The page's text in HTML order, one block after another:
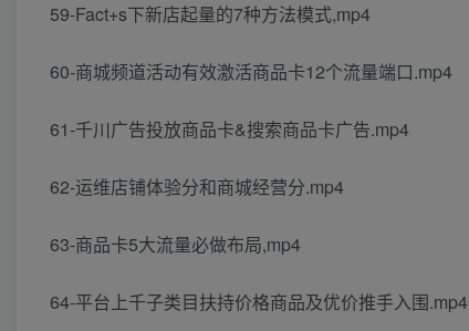
59-Fact+s下新店起量的7种方法模式,mp4
60-商城频道活动有效激活商品卡12个流量端口.mp4
61-千川广告投放商品卡&搜索商品卡广告.mp4
62-运维店铺体验分和商城经营分.mp4
63-商品卡5大流量必做布局,mp4
64-平台上千子类目扶持价格商品及优价推手入围.mp4